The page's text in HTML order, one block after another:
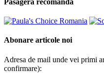
Abonare articole noi
Adresa de mail unde vei primi
confirmare):